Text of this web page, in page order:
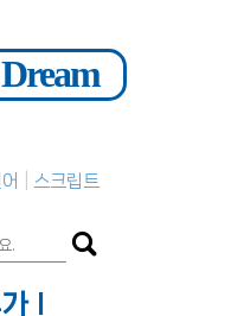
스크립트
I